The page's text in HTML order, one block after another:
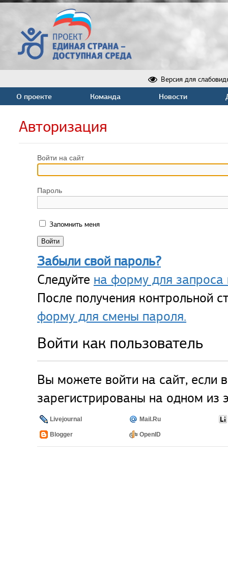
Версия для
О проекте Команда Новости
Авторизация
Войти на сайт
Пароль
Запомнить меня
Забыли свой пароль?
Следуйте на форму для запроса
После получения контрольной
форму для смены пароля.
Войти как пользователь
Вы можете войти на сайт, если
зарегистрированы на одном из
Livejournal Mail.Ru
Blogger OpenID